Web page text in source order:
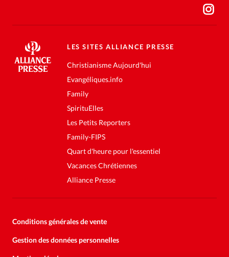
LES SITES ALLIANCE PRESSE
Christianisme Aujourd'hui
Evangéliques.info
Family
SpirituElles
Les Petits Reporters
Family-FIPS
Quart d'heure pour l'essentiel
Vacances Chrétiennes
Alliance Presse
Conditions générales de vente
Gestion des données personnelles